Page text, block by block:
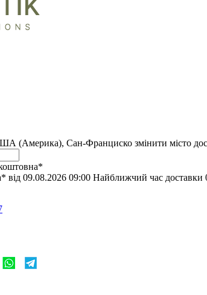
(Америка), Сан-Франциско змінити місто
від 09.08.2026 09:00 Найближчий час доставки